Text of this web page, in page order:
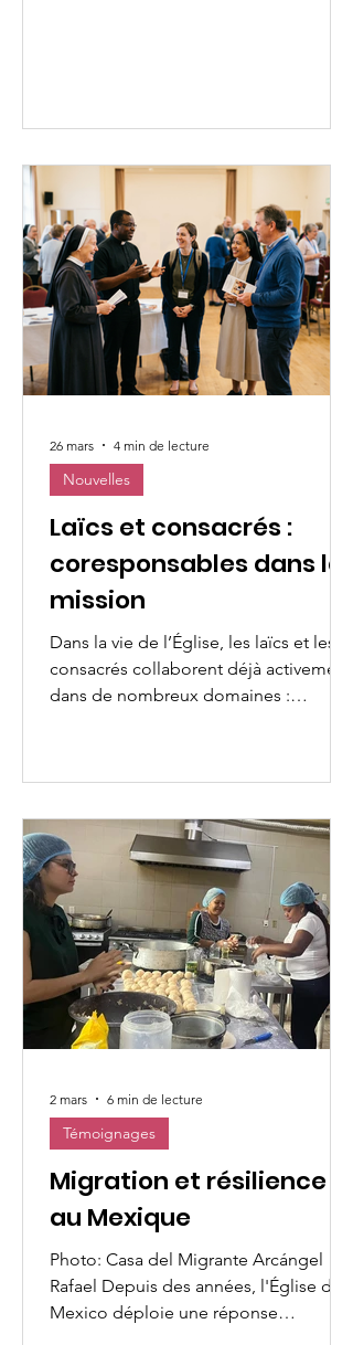
discrimination envers les femmes, tout
en Indonésie, où l’UMOFC est
fortement présente grâce à son
organisation affiliée dans le pays. Les
premiers pas de l’Observat
Laïcs et consacrés :
coresponsables dans la
mission
Dans la vie de l’Église, les laïcs et les
consacrés collaborent déjà activement
dans de nombreux domaines :
Cependant, il reste essentiel de
réfléchir à la manière dont ces deux
vocations se complètent et comment
elles peuvent cheminer ensemble de
façon plus consciente dans la mission
commune. Dans cet horizon, la
synodalité se présente comme u
Nouvelles
26 mars 4 min de lecture
Migration et résilience
au Mexique
Photo: Casa del Migrante Arcángel
Rafael Depuis des années, l'Église de
Mexico déploie une réponse
Témoignages
2 mars 6 min de lecture